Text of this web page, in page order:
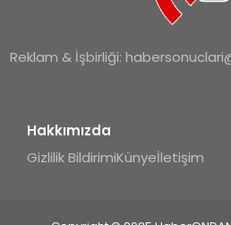
Reklam & İşbirliği:
Hakkımızda
Gizlilik BildirimiKünyeİletişim